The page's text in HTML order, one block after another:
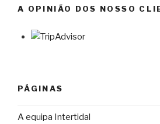
A OPINIÃO DOS NOSSO
PÁGINAS
A equipa Intertidal